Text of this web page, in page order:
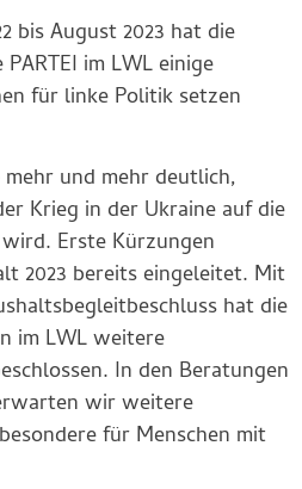
bis August 2023 hat die
im LWL einige
für linke Politik setzen
und mehr deutlich,
Krieg in der Ukraine auf die
Erste Kürzungen
2023 bereits eingeleitet. Mit
hat die
im LWL weitere
In den Beratungen
wir weitere
für Menschen mit